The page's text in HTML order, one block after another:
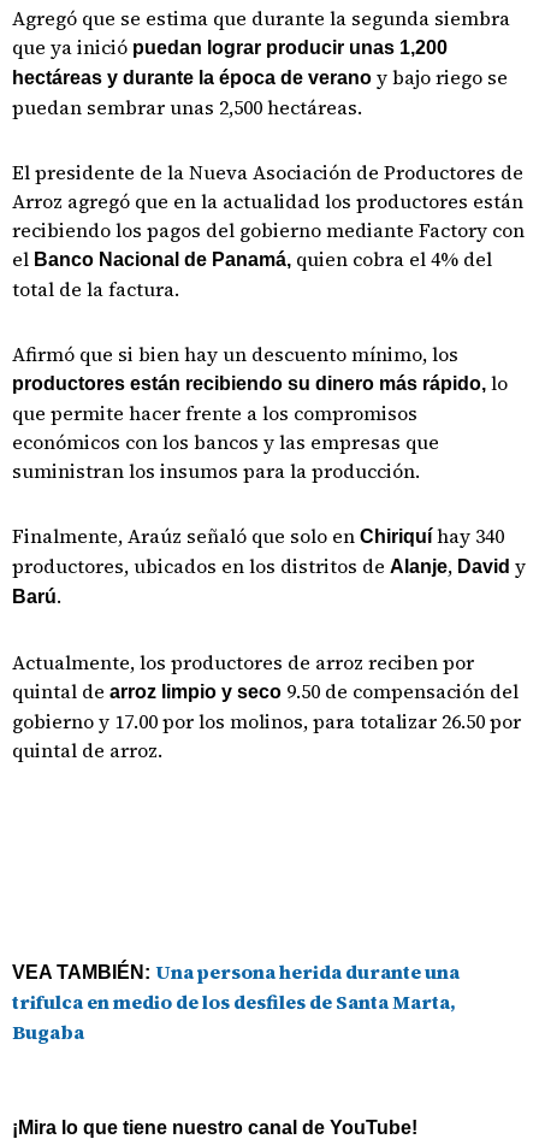
Agregó que se estima que durante la segunda siembra
que ya inició puedan lograr producir unas 1,200
hectáreas y durante la época de verano y bajo riego se
puedan sembrar unas 2,500 hectáreas.
El presidente de la Nueva Asociación de Productores de
Arroz agregó que en la actualidad los productores están
recibiendo los pagos del gobierno mediante Factory con
el Banco Nacional de Panamá, quien cobra el 4% del
total de la factura.
Afirmó que si bien hay un descuento mínimo, los
productores están recibiendo su dinero más rápido, lo
que permite hacer frente a los compromisos
económicos con los bancos y las empresas que
suministran los insumos para la producción.
Finalmente, Araúz señaló que solo en Chiriquí hay 340
productores, ubicados en los distritos de Alanje, David y
Barú.
Actualmente, los productores de arroz reciben por
quintal de arroz limpio y seco 9.50 de compensación del
gobierno y 17.00 por los molinos, para totalizar 26.50 por
quintal de arroz.
VEA TAMBIÉN: Una persona herida durante una
trifulca en medio de los desfiles de Santa Marta,
Bugaba
¡Mira lo que tiene nuestro canal de YouTube!